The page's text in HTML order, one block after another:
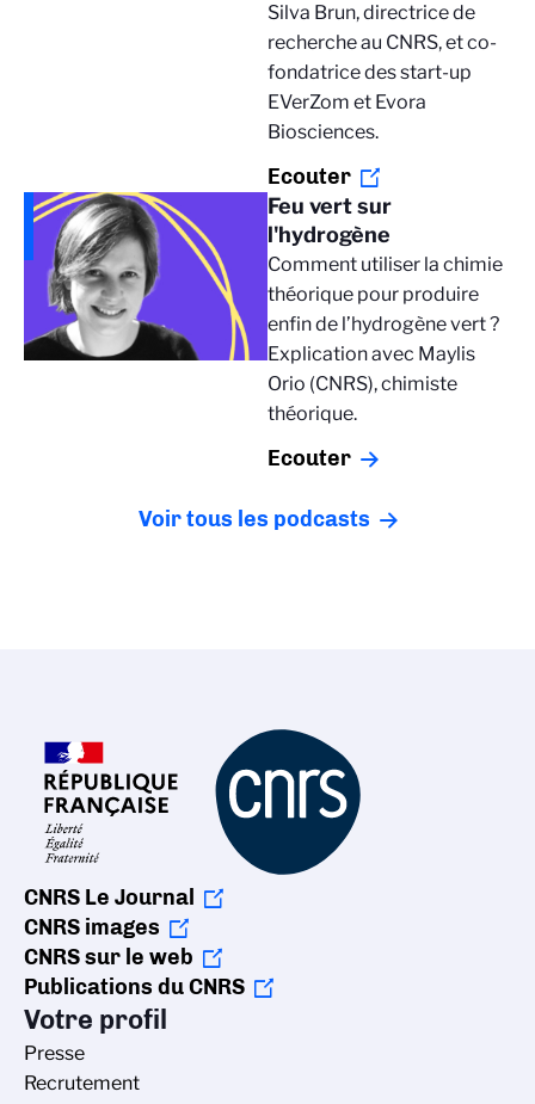
Silva Brun, directrice de
recherche au CNRS, et co-
fondatrice des start-up
EVerZom et Evora
Biosciences.
Ecouter
Feu vert sur
l'hydrogène
Comment utiliser la chimie
théorique pour produire
enfin de l’hydrogène vert ?
Explication avec Maylis
Orio (CNRS), chimiste
théorique.
Ecouter
Voir tous les podcasts
CNRS Le Journal
CNRS images
CNRS sur le web
Publications du CNRS
Votre profil
Presse
Recrutement